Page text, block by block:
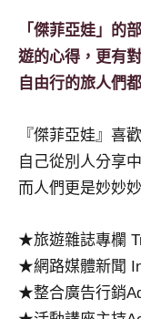
作
達
人
對
★
「傑菲亞娃」的
遊的心得，更有
自由行的旅人們
『傑菲亞娃』喜
自己從別人分享
而人們更是妙妙妙
★旅遊雜誌專欄
★網路媒體新聞
★整合廣告行銷